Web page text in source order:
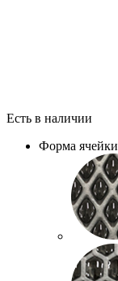
Есть в наличии
Форма ячейки